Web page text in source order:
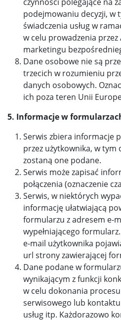
podejmowaniu decyzji, w
świadczenia usług w
w celu prowadzenia
marketingu
Dane osobowe nie są
trzecich w rozumieniu
danych osobowych.
ich poza teren Unii
5. Informacje w
Serwis zbiera informacje
przez użytkownika, w tym
zostaną one podane.
Serwis może zapisać
połączenia (oznaczenie
Serwis, w niektórych
informację ułatwiającą
formularzu z adresem e-
wypełniającego
e-mail użytkownika
url strony zawierającej
Dane podane w
wynikającym z funkcji
w celu dokonania procesu
serwisowego lub
usług itp. Każdorazowo